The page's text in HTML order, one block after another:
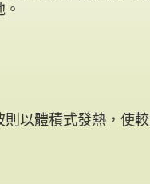
以體積式發熱，使